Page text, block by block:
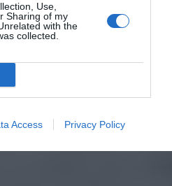
Use,
Sharing of my
with the
collected.
Access Privacy Policy